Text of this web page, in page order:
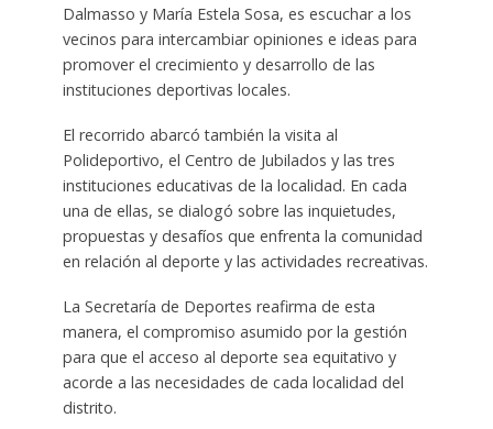
Dalmasso y María Estela Sosa, es escuchar a los
vecinos para intercambiar opiniones e ideas para
promover el crecimiento y desarrollo de las
instituciones deportivas locales.
El recorrido abarcó también la visita al
Polideportivo, el Centro de Jubilados y las tres
instituciones educativas de la localidad. En cada
una de ellas, se dialogó sobre las inquietudes,
propuestas y desafíos que enfrenta la comunidad
en relación al deporte y las actividades recreativas.
La Secretaría de Deportes reafirma de esta
manera, el compromiso asumido por la gestión
para que el acceso al deporte sea equitativo y
acorde a las necesidades de cada localidad del
distrito.